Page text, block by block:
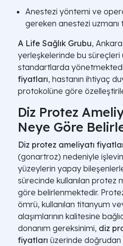
Anestezi yöntemi ve
gereken anestezi uzmanı
A Life Sağlık Grubu,
yerleşkelerinde bu süreçleri
standartlarda
fiyatları, hastanın ihtiyaç
protokolüne göre
Diz Protez
Neye Göre
Diz protez ameliyatı
(gonartroz) nedeniyle
yüzeylerin yapay
sürecinde kullanılan protez
göre belirlenmektedir.
ömrü, kullanılan titanyum
alaşımlarının kalitesine
donanım gereksinimi, diz
fiyatları üzerinde doğrudan